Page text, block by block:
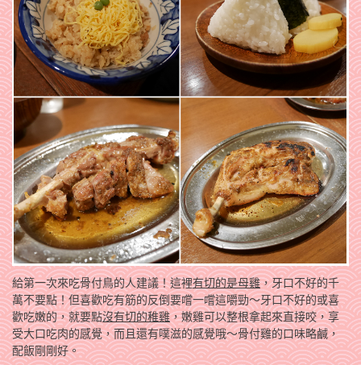
給第一次來吃骨付鳥的人建議！這裡有切的是母雞，牙口不好的千
萬不要點！但喜歡吃有筋的反倒要嚐一嚐這嚼勁～牙口不好的或喜
歡吃嫩的，就要點沒有切的稚雞，嫩雞可以整根拿起來直接咬，享
受大口吃肉的感覺，而且還有噗滋的感覺哦～骨付雞的口味略鹹，
配飯剛剛好。